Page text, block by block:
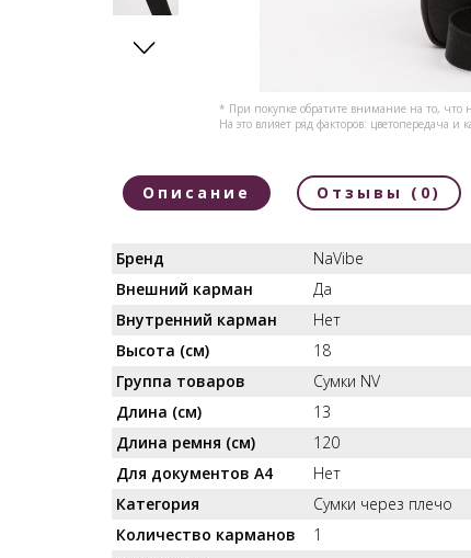
* При покупке обратите внимание на то, что
На это влияет ряд факторов: цветопередача
Описание Отзывы (0)
Бренд
NaVibe
Внешний карман
Да
Внутренний карман
Нет
Высота (см)
18
Группа товаров
Сумки NV
Длина (см)
13
Длина ремня (см)
120
Для документов А4
Нет
Категория
Сумки через плечо
Количество карманов
1